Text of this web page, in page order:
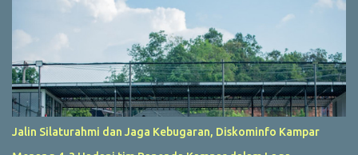
Jalin Silaturahmi dan Jaga Kebugaran, Diskominfo Kampar